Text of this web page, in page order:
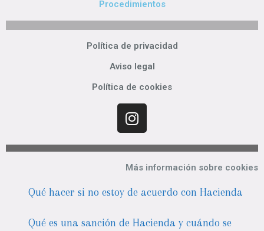
Procedimientos
Política de privacidad
Aviso legal
Política de cookies
Más información sobre cookies
Qué hacer si no estoy de acuerdo con Hacienda
Qué es una sanción de Hacienda y cuándo se